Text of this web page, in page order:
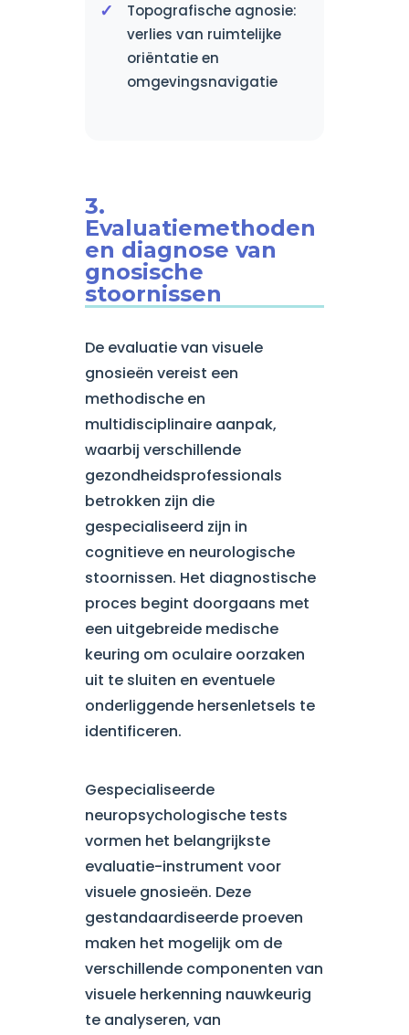
Topografische agnosie:
verlies van ruimtelijke
oriëntatie en
omgevingsnavigatie
3.
Evaluatiemethoden
en diagnose van
gnosische
stoornissen
De evaluatie van visuele
gnosieën vereist een
methodische en
multidisciplinaire aanpak,
waarbij verschillende
gezondheidsprofessionals
betrokken zijn die
gespecialiseerd zijn in
cognitieve en neurologische
stoornissen. Het diagnostische
proces begint doorgaans met
een uitgebreide medische
keuring om oculaire oorzaken
uit te sluiten en eventuele
onderliggende hersenletsels te
identificeren.
Gespecialiseerde
neuropsychologische tests
vormen het belangrijkste
evaluatie-instrument voor
visuele gnosieën. Deze
gestandaardiseerde proeven
maken het mogelijk om de
verschillende componenten van
visuele herkenning nauwkeurig
te analyseren, van